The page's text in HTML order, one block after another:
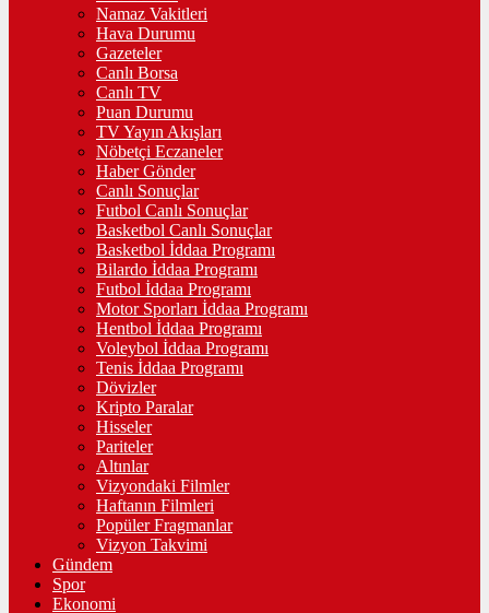
Namaz Vakitleri
Hava Durumu
Gazeteler
Canlı Borsa
Canlı TV
Puan Durumu
TV Yayın Akışları
Nöbetçi Eczaneler
Haber Gönder
Canlı Sonuçlar
Futbol Canlı Sonuçlar
Basketbol Canlı Sonuçlar
Basketbol İddaa Programı
Bilardo İddaa Programı
Futbol İddaa Programı
Motor Sporları İddaa Programı
Hentbol İddaa Programı
Voleybol İddaa Programı
Tenis İddaa Programı
Dövizler
Kripto Paralar
Hisseler
Pariteler
Altınlar
Vizyondaki Filmler
Haftanın Filmleri
Popüler Fragmanlar
Vizyon Takvimi
Gündem
Spor
Ekonomi